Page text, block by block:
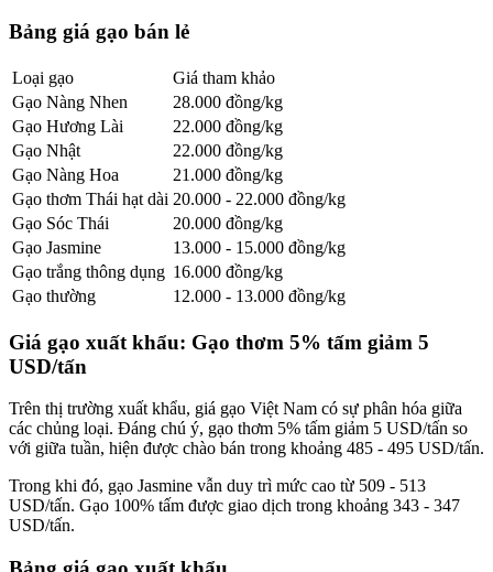
Bảng giá gạo bán lẻ
Loại gạo
Giá tham khảo
Gạo Nàng Nhen
28.000 đồng/kg
Gạo Hương Lài
22.000 đồng/kg
Gạo Nhật
22.000 đồng/kg
Gạo Nàng Hoa
21.000 đồng/kg
Gạo thơm Thái hạt dài 20.000 - 22.000 đồng/kg
Gạo Sóc Thái
20.000 đồng/kg
Gạo Jasmine
13.000 - 15.000 đồng/kg
Gạo trắng thông dụng 16.000 đồng/kg
Gạo thường
12.000 - 13.000 đồng/kg
Giá gạo xuất khẩu: Gạo thơm 5% tấm giảm 5
USD/tấn
Trên thị trường xuất khẩu, giá gạo Việt Nam có sự phân hóa giữa
các chủng loại. Đáng chú ý, gạo thơm 5% tấm giảm 5 USD/tấn so
với giữa tuần, hiện được chào bán trong khoảng 485 - 495 USD/tấn.
Trong khi đó, gạo Jasmine vẫn duy trì mức cao từ 509 - 513
USD/tấn. Gạo 100% tấm được giao dịch trong khoảng 343 - 347
USD/tấn.